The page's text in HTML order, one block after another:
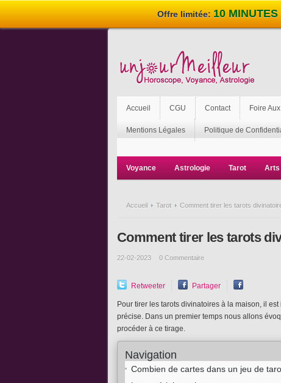
Accueil CGU Contact Foire
Mentions Légales Politique de
Voyance Astrologie Tarot Arts
Accueil Tarot Comment tirer les tarots
Comment tirer les tarots
22-02-2023 0 Commentaire
Retweeter Partager
Pour tirer les tarots divinatoires à la maison, il
précise. Dans un premier temps nous allons
procéder à ce tirage.
Navigation
Combien de cartes dans un jeu de
Offre limitée: 10